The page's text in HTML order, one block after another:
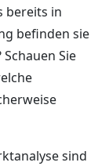
bereits in
befinden sie
Sie
sind